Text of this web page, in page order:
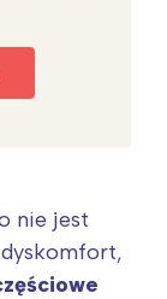
nie jest
dyskomfort,